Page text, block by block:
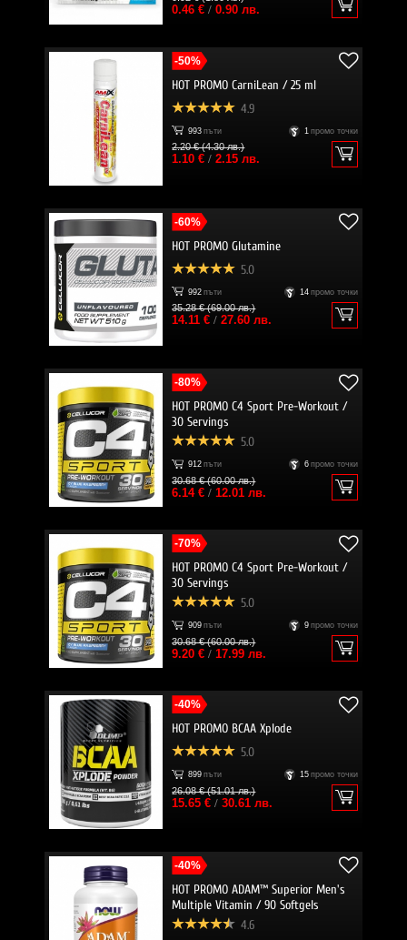
0.46 €/ 0.90 лв.
-50%
HOT PROMO CarniLean / 25 ml
4.9
993 пъти 1 промо точки
2.20 € (4.30 лв.)
1.10 €/ 2.15 лв.
-60%
HOT PROMO Glutamine
5.0
992 пъти 14 промо точки
35.28 € (69.00 лв.)
14.11 €/ 27.60 лв.
-80%
HOT PROMO C4 Sport Pre-Workout /
30 Servings
5.0
912 пъти 6 промо точки
30.68 € (60.00 лв.)
6.14 €/ 12.01 лв.
-70%
HOT PROMO C4 Sport Pre-Workout /
30 Servings
5.0
909 пъти 9 промо точки
30.68 € (60.00 лв.)
9.20 €/ 17.99 лв.
-40%
HOT PROMO BCAA Xplode
5.0
899 пъти 15 промо точки
26.08 € (51.01 лв.)
15.65 €/ 30.61 лв.
-40%
HOT PROMO ADAM™ Superior Men's
Multiple Vitamin / 90 Softgels
4.6